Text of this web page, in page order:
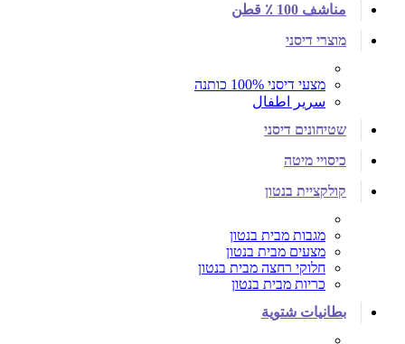
مناشف 100 ٪ قطن
מוצרי דיסני
מצעי דיסני 100% כותנה
سرير اطفال
שטיחונים דיסני
כיסויי מיטה
קולקציית בנטון
מגבות מבית בנטון
מצעים מבית בנטון
חלוקי רחצה מבית בנטון
כריות מבית בנטון
بطانيات شتوية